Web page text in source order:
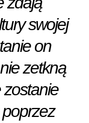
swojej
on
zetkną
zostanie